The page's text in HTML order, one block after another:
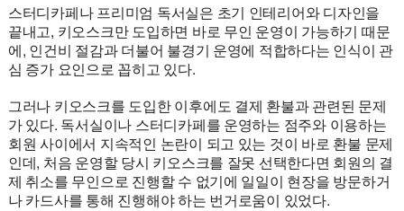
스터디카페나 프리미엄 독서실은 초기 인테리어와 디자인을
끝내고, 키오스크만 도입하면 바로 무인 운영이 가능하기 때문
에, 인건비 절감과 더불어 불경기 운영에 적합하다는 인식이 관
심 증가 요인으로 꼽히고 있다.
그러나 키오스크를 도입한 이후에도 결제 환불과 관련된 문제
가 있다. 독서실이나 스터디카페를 운영하는 점주와 이용하는
회원 사이에서 지속적인 논란이 되고 있는 것이 바로 환불 문제
인데, 처음 운영할 당시 키오스크를 잘못 선택한다면 회원의 결
제 취소를 무인으로 진행할 수 없기에 일일이 현장을 방문하거
나 카드사를 통해 진행해야 하는 번거로움이 있었다.